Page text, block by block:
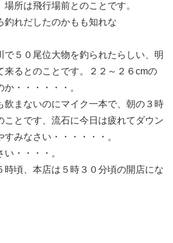
場所は飛行場前とのことです。
釣れだしたのかもも知れな
で５０尾位大物を釣られたらしい、明
来るとのことです。２２～２６cmの
・・・・・・。
飲まないのにマイク一本で、朝の３時
ことです、流石に今日は疲れてダウン
みなさい・・・・・・。
・・・・。
時頃、本店は５時３０分頃の開店にな